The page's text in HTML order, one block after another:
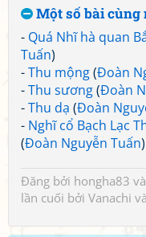
Một số bài
- Quá Nhĩ hà quan
Tuấn)
-Thu mộng(Đoàn
-Thu sương(Đoàn
-Thu dạ (Đoàn
- Nghĩ cổ Bạch Lạc
(Đoàn Nguyễn Tuấn)
Đăng bởi hongha83
lần cuối bởi Vanachi